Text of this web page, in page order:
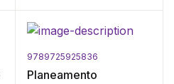
9789725925836
Planeamento